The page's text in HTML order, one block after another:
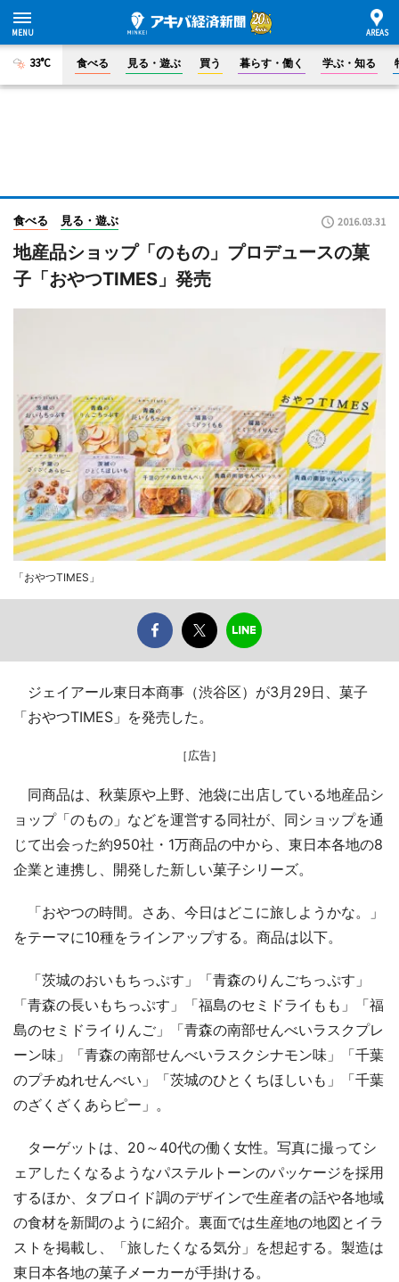
33°C 食べる 見る・遊ぶ 買う 暮らす・働く 学ぶ・知る
食べる 見る・遊ぶ 2016.03.31
地産品ショップ「のもの」プロデュースの菓
子「おやつTIMES」発売
「おやつTIMES」
ジェイアール東日本商事（渋谷区）が3月29日、菓子
「おやつTIMES」を発売した。
［広告］
同商品は、秋葉原や上野、池袋に出店している地産品シ
ョップ「のもの」などを運営する同社が、同ショップを通
じて出会った約950社・1万商品の中から、東日本各地の8
企業と連携し、開発した新しい菓子シリーズ。
「おやつの時間。さあ、今日はどこに旅しようかな。」
をテーマに10種をラインアップする。商品は以下。
「茨城のおいもちっぷす」「青森のりんごちっぷす」
「青森の長いもちっぷす」「福島のセミドライもも」「福
島のセミドライりんご」「青森の南部せんべいラスクプレ
ーン味」「青森の南部せんべいラスクシナモン味」「千葉
のプチぬれせんべい」「茨城のひとくちほしいも」「千葉
のざくざくあらピー」。
ターゲットは、20～40代の働く女性。写真に撮ってシ
ェアしたくなるようなパステルトーンのパッケージを採用
するほか、タブロイド調のデザインで生産者の話や各地域
の食材を新聞のように紹介。裏面では生産地の地図とイラ
ストを掲載し、「旅したくなる気分」を想起する。製造は
東日本各地の菓子メーカーが手掛ける。